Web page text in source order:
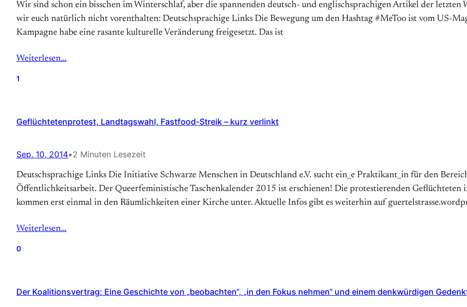
Wir sind schon ein bisschen im Winterschlaf, aber die spannenden deutsch- und englischsprachigen Artikel der
wir euch natürlich nicht vorenthalten: Deutschsprachige Links Die Bewegung um den Hashtag #MeToo ist vom US-
Kampagne habe eine rasante kulturelle Veränderung freigesetzt. Das ist
Weiterlesen…
1
Geflüchtetenprotest, Landtagswahl, Fastfood-Streik – kurz verlinkt
Sep. 10, 2014•2 Minuten Lesezeit
Deutschsprachige Links Die Initiative Schwarze Menschen in Deutschland e.V. sucht ein_e Praktikant_in für den
Öffentlichkeitsarbeit. Der Queerfeministische Taschenkalender 2015 ist erschienen! Die protestierenden Geflüchteten
kommen erst einmal in den Räumlichkeiten einer Kirche unter. Aktuelle Infos gibt es weiterhin auf
Weiterlesen…
0
Der Koalitionsvertrag: Eine Geschichte von „beobachten“, „in den Fokus nehmen“ und einem denkwürdigen